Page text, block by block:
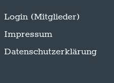
Login (Mitglieder)
Impressum
Datenschutzerklärung